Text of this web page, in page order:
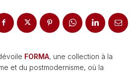
FORMA, une collection à la
et du postmodernisme, où la